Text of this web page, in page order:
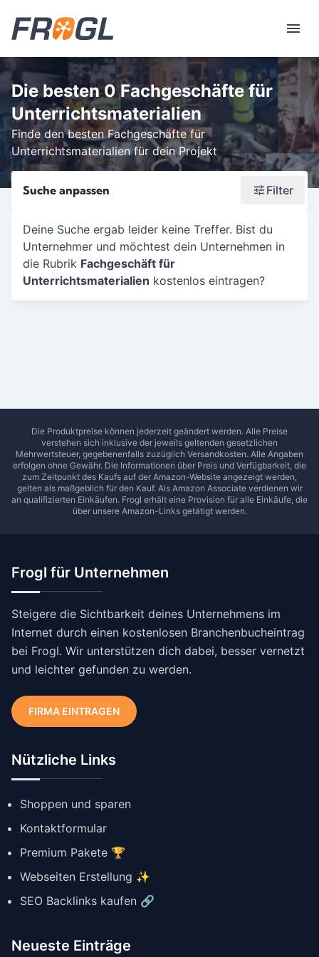
Die besten 0 Fachgeschäfte für
Unterrichtsmaterialien
Finde den besten Fachgeschäfte für
Unterrichtsmaterialien für dein Projekt
Suche anpassen Filter
Wonach suchst du?
Stadt oder Postleitzahl
Umkreis in Km
Deine Suche ergab leider keine Treffer. Bist du
Unternehmer und möchtest dein Unternehmen in
die Rubrik Fachgeschäft für
Unterrichtsmaterialien kostenlos eintragen?
Die Produktpreise können jederzeit geändert werden. Alle Preise
verstehen sich inklusive der jeweils geltenden gesetzlichen
Mehrwertsteuer, gegebenenfalls zuzüglich Versandkosten. Alle Angaben
erfolgen ohne Gewähr. Die Informationen über Preis und Verfügbarkeit, die
zum Zeitpunkt des Kaufs auf der Amazon-Website angezeigt werden,
gelten als maßgeblich für den Kauf. Als Amazon Associate verdienen wir
an qualifizierten Einkäufen. Frogl erhält eine Provision für alle Einkäufe, die
über unsere Amazon-Links getätigt werden.
Frogl für Unternehmen
Steigere die Sichtbarkeit deines Unternehmens im
Internet durch einen kostenlosen Branchenbucheintrag
bei Frogl. Wir unterstützen dich dabei, besser vernetzt
und leichter gefunden zu werden.
FIRMA EINTRAGEN
Nützliche Links
Shoppen und sparen
Kontaktformular
Premium Pakete 🏆
Webseiten Erstellung ✨
SEO Backlinks kaufen 🔗
Neueste Einträge